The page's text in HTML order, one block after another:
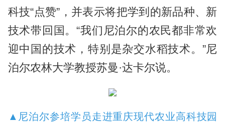
科技“点赞”，并表示将把学到的新品种、新
技术带回国。“我们尼泊尔的农民都非常欢
迎中国的技术，特别是杂交水稻技术。”尼
泊尔农林大学教授苏曼·达卡尔说。
▲尼泊尔参培学员走进重庆现代农业高科技园